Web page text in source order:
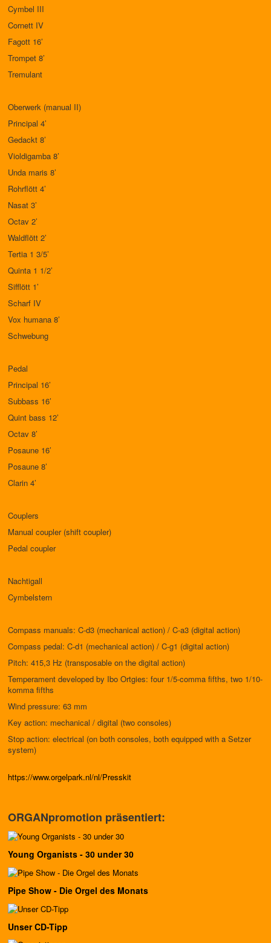
Cymbel III
Cornett IV
Fagott 16’
Trompet 8’
Tremulant
Oberwerk (manual II)
Principal 4’
Gedackt 8’
Violdigamba 8’
Unda maris 8’
Rohrflött 4’
Nasat 3’
Octav 2’
Waldflött 2’
Tertia 1 3/5’
Quinta 1 1/2’
Sifflött 1’
Scharf IV
Vox humana 8’
Schwebung
Pedal
Principal 16’
Subbass 16’
Quint bass 12’
Octav 8’
Posaune 16’
Posaune 8’
Clarin 4’
Couplers
Manual coupler (shift coupler)
Pedal coupler
Nachtigall
Cymbelstern
Compass manuals: C-d3 (mechanical action) / C-a3 (digital action)
Compass pedal: C-d1 (mechanical action) / C-g1 (digital action)
Pitch: 415,3 Hz (transposable on the digital action)
Temperament developed by Ibo Ortgies: four 1/5-comma fifths, two 1/10-
komma fifths
Wind pressure: 63 mm
Key action: mechanical / digital (two consoles)
Stop action: electrical (on both consoles, both equipped with a Setzer
system)
https://www.orgelpark.nl/nl/Presskit
ORGANpromotion präsentiert:
Young Organists - 30 under 30
Pipe Show - Die Orgel des Monats
Unser CD-Tipp